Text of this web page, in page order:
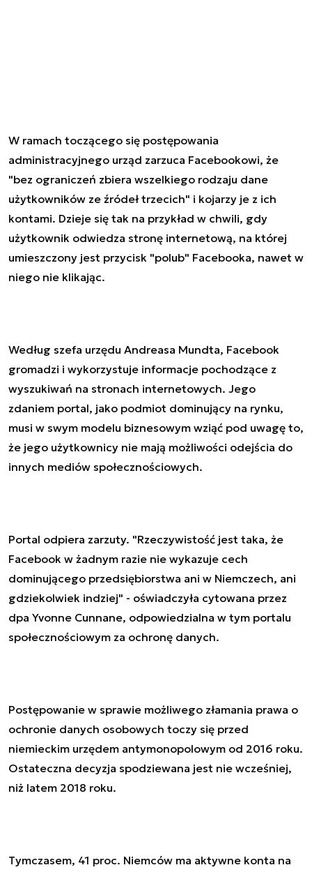
W ramach toczącego się postępowania
administracyjnego urząd zarzuca Facebookowi, że
"bez ograniczeń zbiera wszelkiego rodzaju dane
użytkowników ze źródeł trzecich" i kojarzy je z ich
kontami. Dzieje się tak na przykład w chwili, gdy
użytkownik odwiedza stronę internetową, na której
umieszczony jest przycisk "polub" Facebooka, nawet w
niego nie klikając.
Według szefa urzędu Andreasa Mundta, Facebook
gromadzi i wykorzystuje informacje pochodzące z
wyszukiwań na stronach internetowych. Jego
zdaniem portal, jako podmiot dominujący na rynku,
musi w swym modelu biznesowym wziąć pod uwagę to,
że jego użytkownicy nie mają możliwości odejścia do
innych mediów społecznościowych.
Portal odpiera zarzuty. "Rzeczywistość jest taka, że
Facebook w żadnym razie nie wykazuje cech
dominującego przedsiębiorstwa ani w Niemczech, ani
gdziekolwiek indziej" - oświadczyła cytowana przez
dpa Yvonne Cunnane, odpowiedzialna w tym portalu
społecznościowym za ochronę danych.
Postępowanie w sprawie możliwego złamania prawa o
ochronie danych osobowych toczy się przed
niemieckim urzędem antymonopolowym od 2016 roku.
Ostateczna decyzja spodziewana jest nie wcześniej,
niż latem 2018 roku.
Tymczasem, 41 proc. Niemców ma aktywne konta na